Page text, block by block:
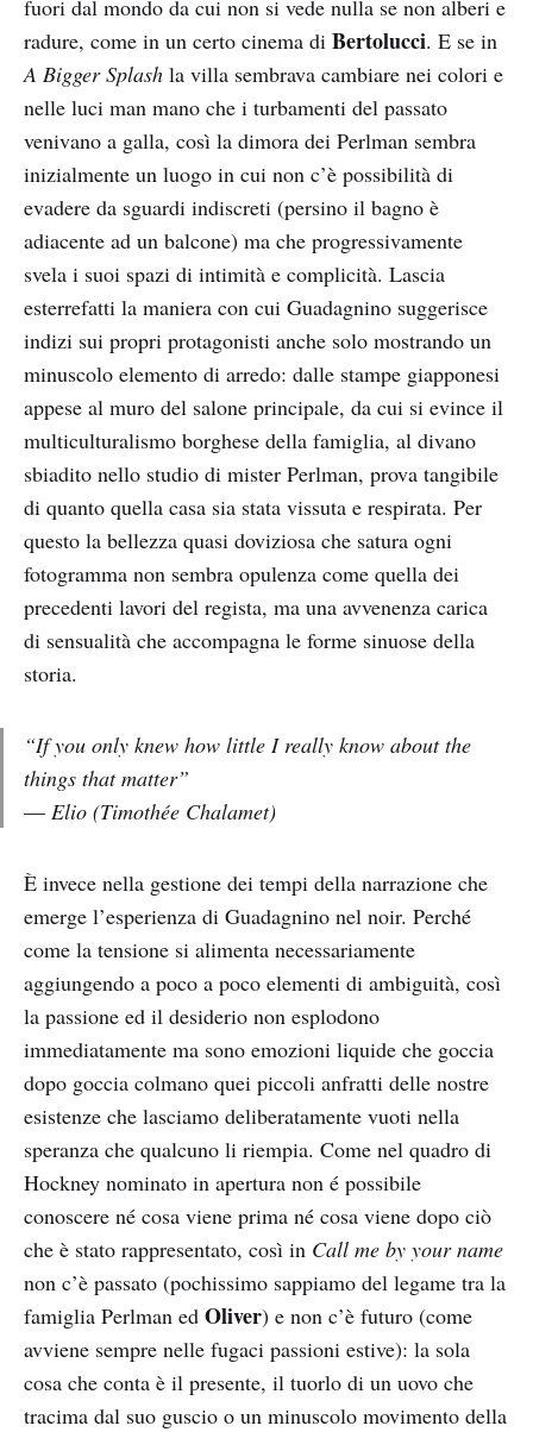
fuori dal mondo da cui non si vede nulla se non alberi e
radure, come in un certo cinema di Bertolucci. E se in
A Bigger Splash la villa sembrava cambiare nei colori e
nelle luci man mano che i turbamenti del passato
venivano a galla, così la dimora dei Perlman sembra
inizialmente un luogo in cui non c’è possibilità di
evadere da sguardi indiscreti (persino il bagno è
adiacente ad un balcone) ma che progressivamente
svela i suoi spazi di intimità e complicità. Lascia
esterrefatti la maniera con cui Guadagnino suggerisce
indizi sui propri protagonisti anche solo mostrando un
minuscolo elemento di arredo: dalle stampe giapponesi
appese al muro del salone principale, da cui si evince il
multiculturalismo borghese della famiglia, al divano
sbiadito nello studio di mister Perlman, prova tangibile
di quanto quella casa sia stata vissuta e respirata. Per
questo la bellezza quasi doviziosa che satura ogni
fotogramma non sembra opulenza come quella dei
precedenti lavori del regista, ma una avvenenza carica
di sensualità che accompagna le forme sinuose della
storia.
“If you only knew how little I really know about the
things that matter”
― Elio (Timothée Chalamet)
È invece nella gestione dei tempi della narrazione che
emerge l’esperienza di Guadagnino nel noir. Perché
come la tensione si alimenta necessariamente
aggiungendo a poco a poco elementi di ambiguità, così
la passione ed il desiderio non esplodono
immediatamente ma sono emozioni liquide che goccia
dopo goccia colmano quei piccoli anfratti delle nostre
esistenze che lasciamo deliberatamente vuoti nella
speranza che qualcuno li riempia. Come nel quadro di
Hockney nominato in apertura non é possibile
conoscere né cosa viene prima né cosa viene dopo ciò
che è stato rappresentato, così in Call me by your name
non c’è passato (pochissimo sappiamo del legame tra la
famiglia Perlman ed Oliver) e non c’è futuro (come
avviene sempre nelle fugaci passioni estive): la sola
cosa che conta è il presente, il tuorlo di un uovo che
tracima dal suo guscio o un minuscolo movimento della